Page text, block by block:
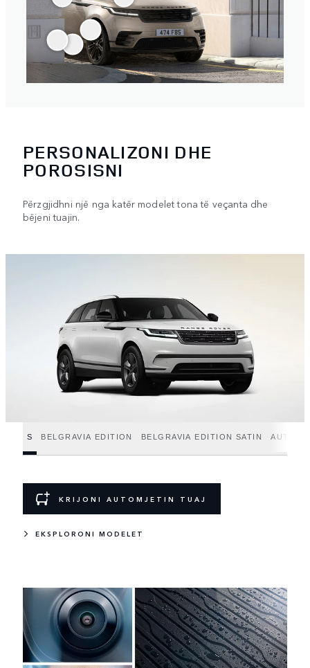
PERSONALIZONI DHE
POROSISNI
Përzgjidhni një nga katër modelet tona të veçanta dhe
bëjeni tuajin.
S BELGRAVIA EDITION BELGRAVIA EDITION SATIN
KRIJONI AUTOMJETIN TUAJ
EKSPLORONI MODELET